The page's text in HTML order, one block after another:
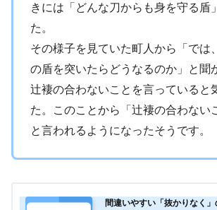
きには「どんな刀からも身を守る盾
た。
その様子を見ていた町人から「では
の盾を突いたらどうなるのか」と聞
辻褄の合わないことを言っていると
た。このことから「辻褄の合わない
と言われるようになったそうです。
間違いやすい「抜かりなく」